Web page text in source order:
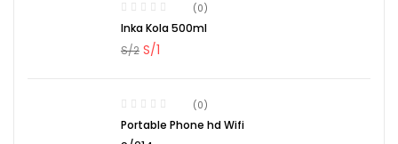
(0)
Inka Kola 500ml
S/2 S/1
(0)
Portable Phone hd Wifi